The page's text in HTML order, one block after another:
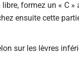
formez un « C
ensuite cette
sur les lèvres